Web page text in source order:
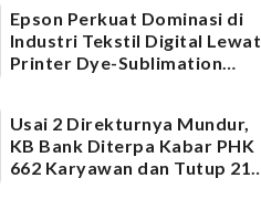
Epson Perkuat Dominasi di
Industri Tekstil Digital Lewat
Printer Dye-Sublimation
Usai 2 Direkturnya Mundur,
KB Bank Diterpa Kabar PHK
662 Karyawan dan Tutup 21